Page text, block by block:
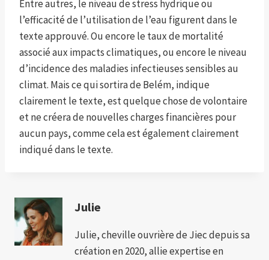
Entre autres, le niveau de stress hydrique ou
l’efficacité de l’utilisation de l’eau figurent dans le
texte approuvé. Ou encore le taux de mortalité
associé aux impacts climatiques, ou encore le niveau
d’incidence des maladies infectieuses sensibles au
climat. Mais ce qui sortira de Belém, indique
clairement le texte, est quelque chose de volontaire
et ne créera de nouvelles charges financières pour
aucun pays, comme cela est également clairement
indiqué dans le texte.
Julie
Julie, cheville ouvrière de Jiec depuis sa
création en 2020, allie expertise en